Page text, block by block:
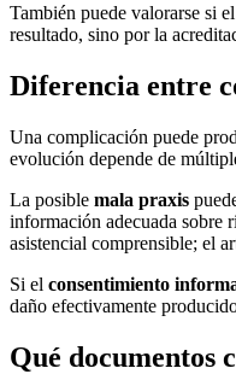
También puede valorarse si
resultado, sino por la
Diferencia entre
Una complicación puede
evolución depende de
La posible mala praxis
información adecuada sobre
asistencial comprensible; el
Si el consentimiento
daño efectivamente
Qué documentos